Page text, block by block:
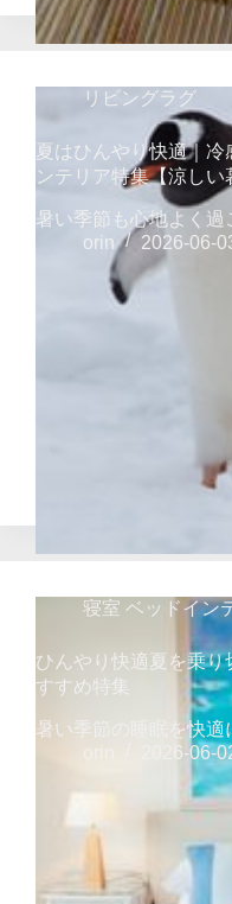
リビングラグ
夏はひんやり快適｜冷
ンテリア特集【涼しい
暑い季節も心地よく
orin
2026-06-
寝室 ベッドイン
ひんやり快適夏を乗
すすめ特集
暑い季節の睡眠を快
orin
2026-06-